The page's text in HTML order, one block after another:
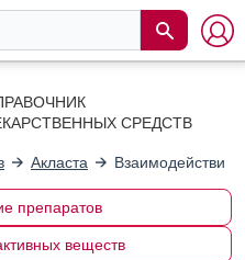
СРЕДСТВ
Акласта Взаимодействие
препаратов
веществ